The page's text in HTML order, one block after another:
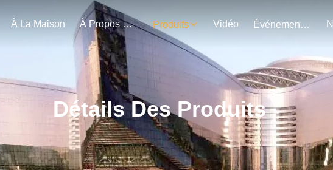
À La Maison À Propos De Nous Produits Vidéo Événements
Détails Des Produits